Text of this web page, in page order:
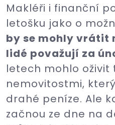
Makléři i finanční
letošku jako o
by se mohly vrátit
lidé považují za
letech mohlo oživit
nemovitostmi,
drahé peníze. Ale
začnou ze dne na